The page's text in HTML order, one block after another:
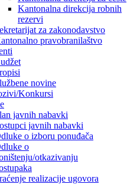
Kantonalna direkcija robnih
rezervi
za zakonodavstvo
pravobranilaštvo
novine
Konkursi
javnih nabavki
javnih nabavki
o izboru ponuđača
o
otkazivanju
realizacije ugovora